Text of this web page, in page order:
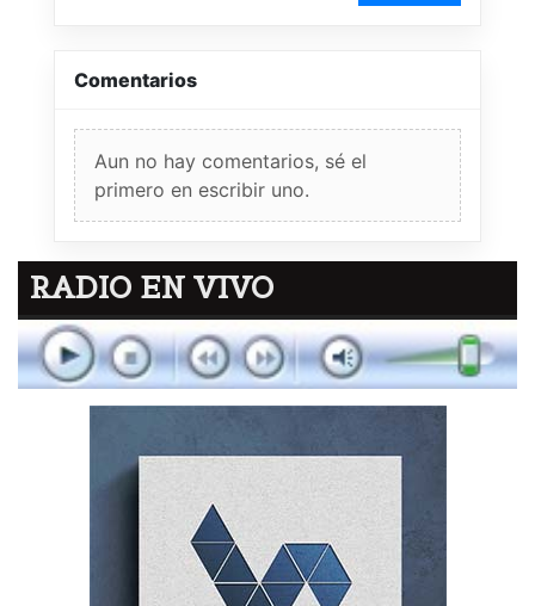
Comentarios
Aun no hay comentarios, sé el
primero en escribir uno.
RADIO EN VIVO